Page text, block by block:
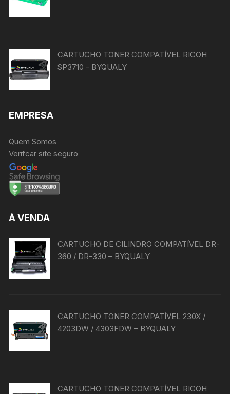
CARTUCHO TONER COMPATÍVEL RICOH
SP3710 - BYQUALY
EMPRESA
Quem Somos
Verifcar site seguro
À VENDA
CARTUCHO DE CILINDRO COMPATÍVEL DR-
360 / DR-330 – BYQUALY
CARTUCHO TONER COMPATÍVEL 230X /
4203DW / 4303FDW – BYQUALY
CARTUCHO TONER COMPATÍVEL RICOH